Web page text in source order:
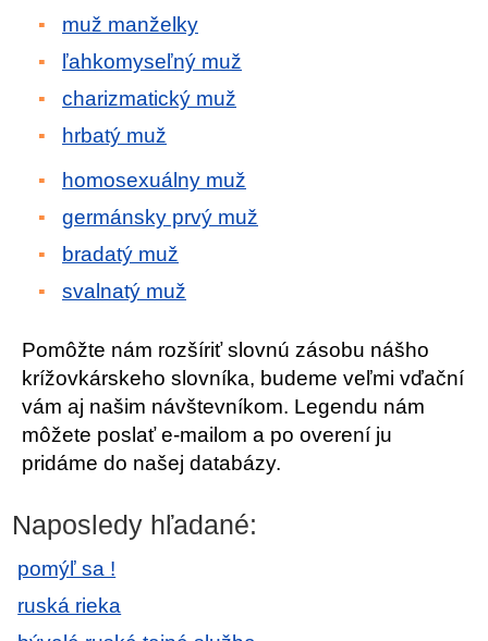
muž manželky
ľahkomyseľný muž
charizmatický muž
hrbatý muž
homosexuálny muž
germánsky prvý muž
bradatý muž
svalnatý muž
Pomôžte nám rozšíriť slovnú zásobu nášho
krížovkárskeho slovníka, budeme veľmi vďační
vám aj našim návštevníkom. Legendu nám
môžete poslať e-mailom a po overení ju
pridáme do našej databázy.
Naposledy hľadané:
pomýľ sa !
ruská rieka